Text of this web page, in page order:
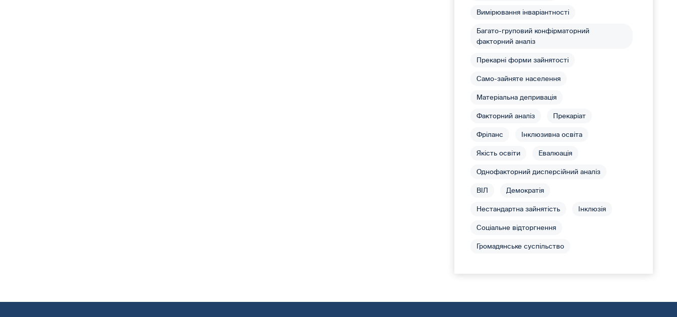
Вимірювання інваріантності
Багато-груповий конфірматорний
факторний аналіз
Прекарні форми зайнятості
Само-зайняте населення
Матеріальна депривація
Факторний аналіз Прекаріат
Фріланс Інклюзивна освіта
Якість освіти Евалюація
Однофакторний дисперсійний аналіз
ВІЛ Демократія
Нестандартна зайнятість Інклюзія
Соціальне відторгнення
Громадянське суспільство